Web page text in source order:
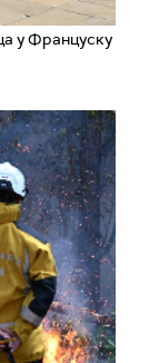
у Француску